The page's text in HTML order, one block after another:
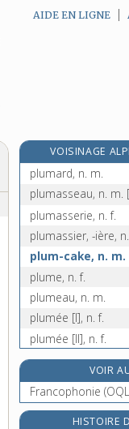
AIDE EN LIGNE
VOISINAGE
plumaison, n. f.
plumard, n. m.
plumasseau, n. m.
plumasserie, n. f.
plumassier, -ière, n.
plum-cake, n. m.
plume, n. f.
plumeau, n. m.
plumée [I], n. f.
plumée [II], n. f.
plumer, v. tr.
plumet, n. m.
plumeté, adj.[5e
plumetis, n. m.
VOIR
Francophonie
HISTOIRE